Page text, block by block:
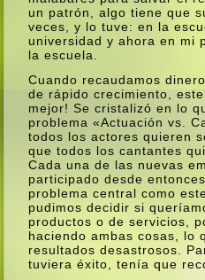
un patrón, algo tiene que
veces, y lo tuve: en la
universidad y ahora en mi
la escuela.
Cuando recaudamos
de rápido crecimiento,
mejor! Se cristalizó en lo
problema «Actuación vs.
todos los actores quieren
que todos los cantantes
Cada una de las nuevas
participado desde
problema central como
pudimos decidir si
productos o de servicios,
haciendo ambas cosas, lo
resultados desastrosos.
tuviera éxito, tení­a que